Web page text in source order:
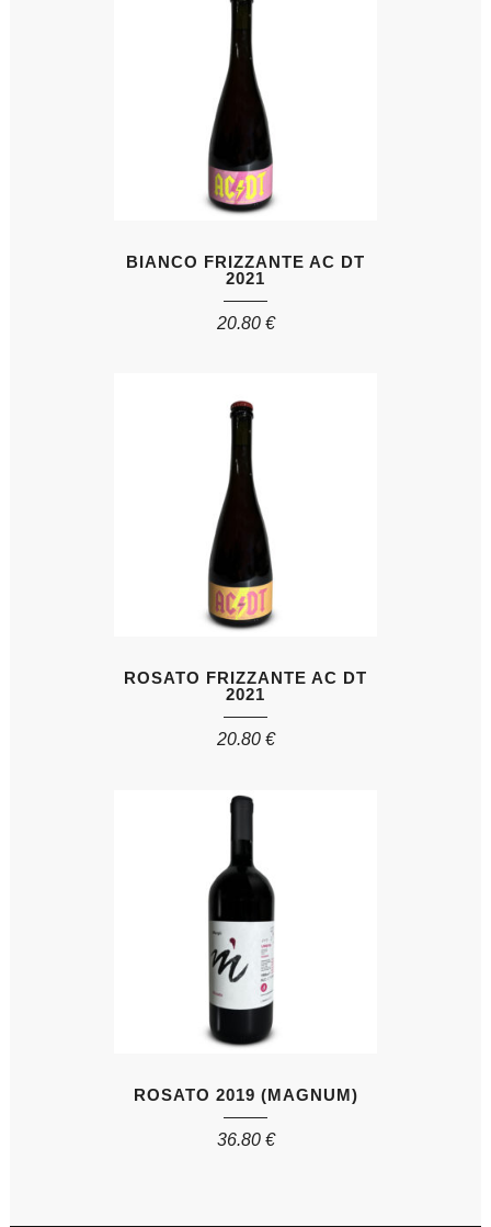
BIANCO FRIZZANTE AC DT
2021
20.80 €
ROSATO FRIZZANTE AC DT
2021
20.80 €
ROSATO 2019 (MAGNUM)
36.80 €